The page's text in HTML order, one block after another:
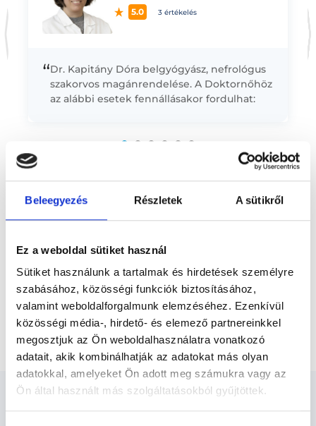
Beleegyezés Részletek A sütikről
Ez a weboldal sütiket használ
Sütiket használunk a tartalmak és hirdetések személyre
szabásához, közösségi funkciók biztosításához,
valamint weboldalforgalmunk elemzéséhez. Ezenkívül
közösségi média-, hirdető- és elemező partnereinkkel
megosztjuk az Ön weboldalhasználatra vonatkozó
adatait, akik kombinálhatják az adatokat más olyan
adatokkal, amelyeket Ön adott meg számukra vagy az
Ön által használt más szolgáltatásokból gyűjtöttek.
5.0 3 értékelés
“Dr. Kapitány Dóra belgyógyász, nefrológus
szakorvos magánrendelése. A Doktornőhöz
az alábbi esetek fennállásakor fordulhat:
hányinger/hányás, hasi/alhasi fájdalom,
Előző
* Szakorvos jelölt (rezidens): általános orvosi oklevéllel rendelkező
önállóan nem végezhető szakmai tevékenységért teljes
felelősséggel tartozik és azt közvetlenül felügyeli az egészségügyi
szolgáltató szakorvosa az első részvizsgáig, utána pedig a
és szakorvosjelölt esetén.
Főoldal Belgyógyász
Életmódváltó egészséges fogyás program